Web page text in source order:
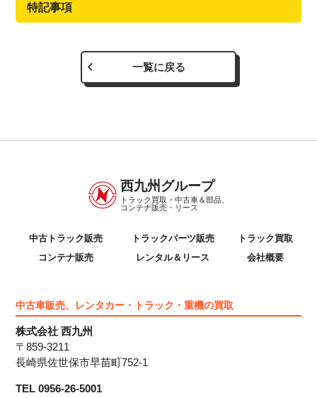
特記事項
一覧に戻る
西九州グループ
トラック買取・中古車＆部品、
コンテナ販売・リース
中古トラック販売 トラックパーツ販売
トラック買取
コンテナ販売
レンタル＆リース 会社概要
中古車販売、レンタカー・トラック・重機の買取
株式会社 西九州
〒859-3211
長崎県佐世保市早苗町752-1
TEL 0956-26-5001